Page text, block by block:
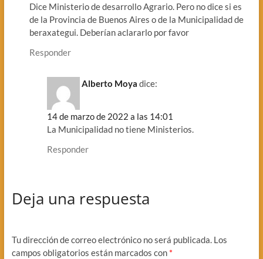
Dice Ministerio de desarrollo Agrario. Pero no dice si es
de la Provincia de Buenos Aires o de la Municipalidad de
beraxategui. Deberían aclararlo por favor
Responder
Alberto Moya dice:
14 de marzo de 2022 a las 14:01
La Municipalidad no tiene Ministerios.
Responder
Deja una respuesta
Tu dirección de correo electrónico no será publicada. Los
campos obligatorios están marcados con *